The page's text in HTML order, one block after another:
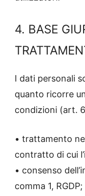
4. BASE
I dati personali
quanto ricorre
condizioni (art. 6
• trattamento
contratto di cui
• consenso
comma 1, RGDP;